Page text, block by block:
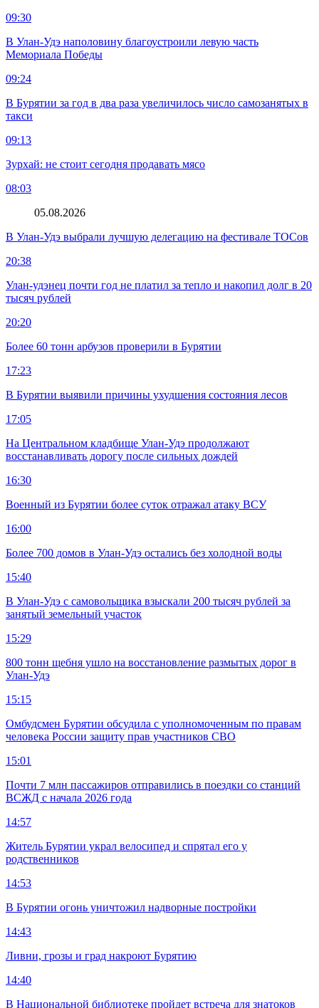
09:30
В Улан-Удэ наполовину благоустроили левую часть
Мемориала Победы
09:24
В Бурятии за год в два раза увеличилось число самозанятых в
такси
09:13
Зурхай: не стоит сегодня продавать мясо
08:03
05.08.2026
В Улан-Удэ выбрали лучшую делегацию на фестивале ТОСов
20:38
Улан-удэнец почти год не платил за тепло и накопил долг в 20
тысяч рублей
20:20
Более 60 тонн арбузов проверили в Бурятии
17:23
В Бурятии выявили причины ухудшения состояния лесов
17:05
На Центральном кладбище Улан-Удэ продолжают
восстанавливать дорогу после сильных дождей
16:30
Военный из Бурятии более суток отражал атаку ВСУ
16:00
Более 700 домов в Улан-Удэ остались без холодной воды
15:40
В Улан-Удэ с самовольщика взыскали 200 тысяч рублей за
занятый земельный участок
15:29
800 тонн щебня ушло на восстановление размытых дорог в
Улан-Удэ
15:15
Омбудсмен Бурятии обсудила с уполномоченным по правам
человека России защиту прав участников СВО
15:01
Почти 7 млн пассажиров отправились в поездки со станций
ВСЖД с начала 2026 года
14:57
Житель Бурятии украл велосипед и спрятал его у
родственников
14:53
В Бурятии огонь уничтожил надворные постройки
14:43
Ливни, грозы и град накроют Бурятию
14:40
В Национальной библиотеке пройдет встреча для знатоков